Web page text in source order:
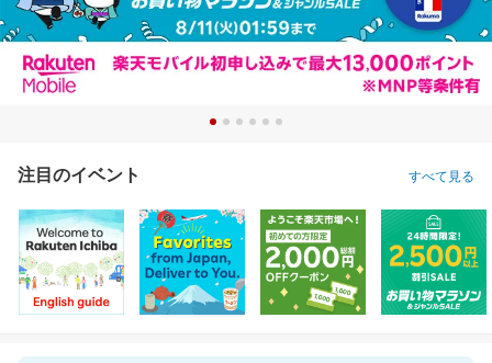
注目のイベント すべて見る